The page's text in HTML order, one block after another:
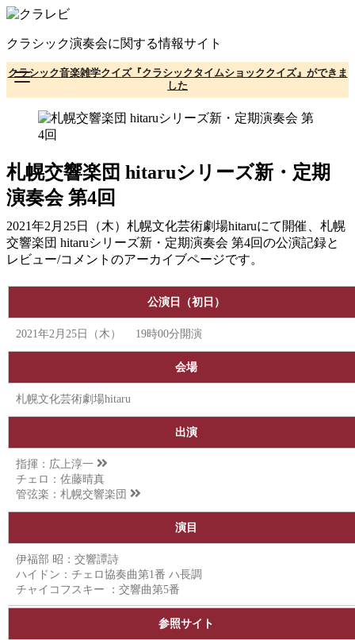
コ
テ
ン
ツ
へ
クラシック演奏会に関する情報サイト
クラシック音楽雑学クイズ『クラシックタイムショッククイズ』ができま
した
札幌交響楽団 hitaruシリーズ新・定期
演奏会 第4回
2021年2月25日（木）札幌文化芸術劇場hitaruにて開催、札幌
交響楽団 hitaruシリーズ新・定期演奏会 第4回の公演記録と
レビュー/コメントのアーカイブページです。
公演日（初日）
2021年2月25日（木） 19時00分開演
会場
札幌文化芸術劇場hitaru
出演
指揮： 広上淳一
チェロ：佐藤晴真
管弦楽： 札幌交響楽団
演目
伊福部 昭：交響譚詩
ハイドン：チェロ協奏曲第1番 ハ長調
チャイコフスキー ：交響曲第5番
参照サイト